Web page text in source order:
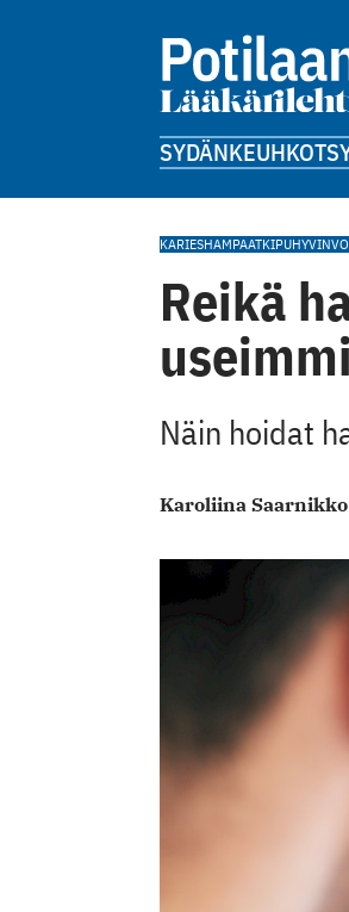
SYDÄNKEUHKOT
KARIESHAMPAATKIPU
Reikä
Näin hoidat
Karoliina Saarnikko